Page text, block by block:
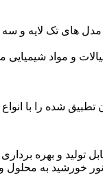
های تک لایه و
و مواد
شده را با انواع
تولید و بهره
خورشید به